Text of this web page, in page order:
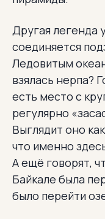
Другая легенда
соединяется
Ледовитым
взялась нерпа?
есть место с
регулярно
Выглядит оно
что именно
А ещё говорят,
Байкале была
было перейти